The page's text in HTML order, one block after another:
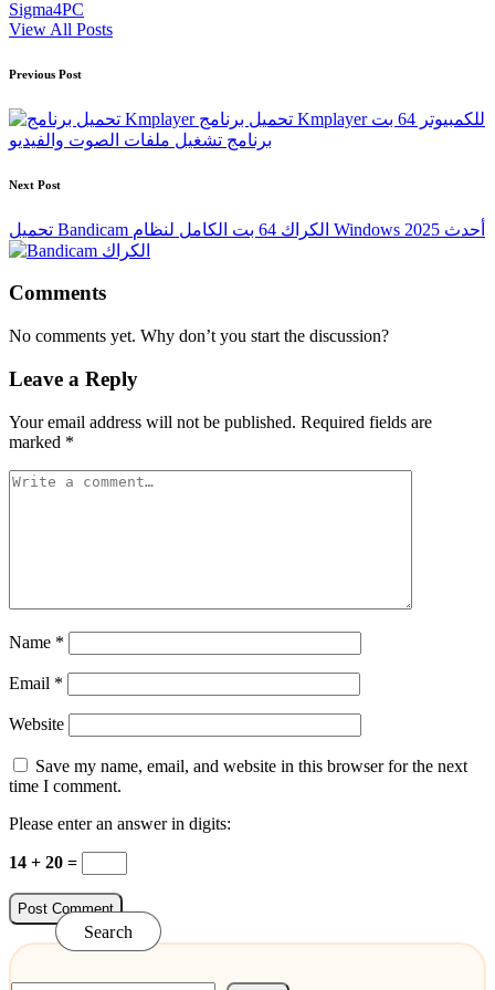
Sigma4PC
View All Posts
Post
navigation
Previous Post
تحميل برنامج Kmplayer للكمبيوتر 64 بت
برنامج تشغيل ملفات الصوت والفيديو
Next Post
تحميل Bandicam الكراك 64 بت الكامل لنظام Windows أحدث 2025
Comments
No comments yet. Why don’t you start the discussion?
Leave a Reply
Your email address will not be published. Required fields are
marked *
Name *
Email *
Website
Save my name, email, and website in this browser for the next
time I comment.
Please enter an answer in digits:
14 + 20 =
Search